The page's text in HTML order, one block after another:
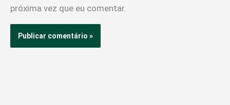
próxima vez que eu comentar.